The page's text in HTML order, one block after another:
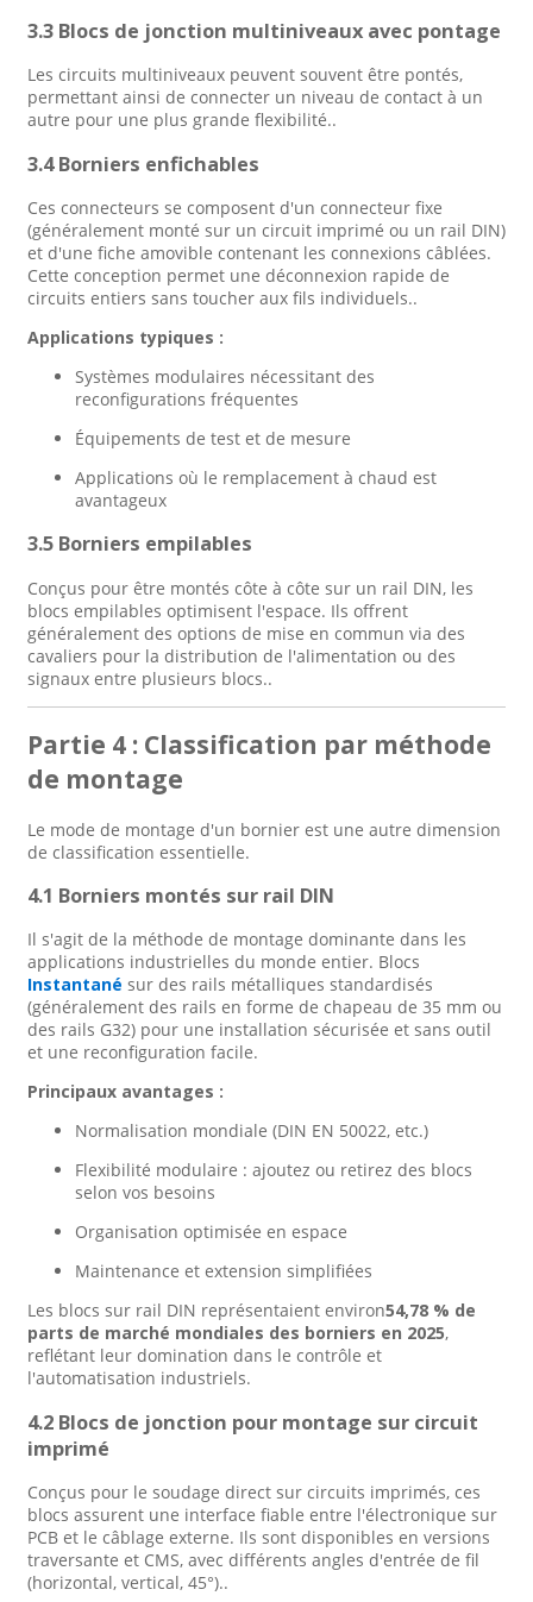
3.3 Blocs de jonction multiniveaux avec pontage
Les circuits multiniveaux peuvent souvent être pontés,
permettant ainsi de connecter un niveau de contact à un
autre pour une plus grande flexibilité..
3.4 Borniers enfichables
Ces connecteurs se composent d'un connecteur fixe
(généralement monté sur un circuit imprimé ou un rail DIN)
et d'une fiche amovible contenant les connexions câblées.
Cette conception permet une déconnexion rapide de
circuits entiers sans toucher aux fils individuels..
Applications typiques :
Systèmes modulaires nécessitant des
reconfigurations fréquentes
Équipements de test et de mesure
Applications où le remplacement à chaud est
avantageux
3.5 Borniers empilables
Conçus pour être montés côte à côte sur un rail DIN, les
blocs empilables optimisent l'espace. Ils offrent
généralement des options de mise en commun via des
cavaliers pour la distribution de l'alimentation ou des
signaux entre plusieurs blocs..
Partie 4 : Classification par méthode
de montage
Le mode de montage d'un bornier est une autre dimension
de classification essentielle.
4.1 Borniers montés sur rail DIN
Il s'agit de la méthode de montage dominante dans les
applications industrielles du monde entier. Blocs
Instantané sur des rails métalliques standardisés
(généralement des rails en forme de chapeau de 35 mm ou
des rails G32) pour une installation sécurisée et sans outil
et une reconfiguration facile.
Principaux avantages :
Normalisation mondiale (DIN EN 50022, etc.)
Flexibilité modulaire : ajoutez ou retirez des blocs
selon vos besoins
Organisation optimisée en espace
Maintenance et extension simplifiées
Les blocs sur rail DIN représentaient environ54,78 % de
parts de marché mondiales des borniers en 2025,
reflétant leur domination dans le contrôle et
l'automatisation industriels.
4.2 Blocs de jonction pour montage sur circuit
imprimé
Conçus pour le soudage direct sur circuits imprimés, ces
blocs assurent une interface fiable entre l'électronique sur
PCB et le câblage externe. Ils sont disponibles en versions
traversante et CMS, avec différents angles d'entrée de fil
(horizontal, vertical, 45°)..